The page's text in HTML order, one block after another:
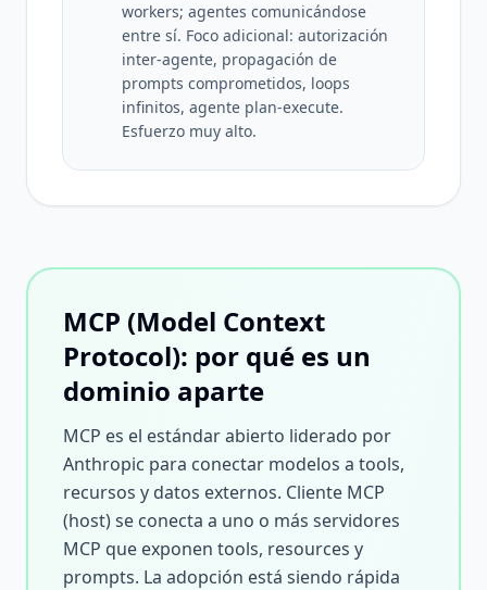
workers; agentes comunicándose
entre sí. Foco adicional: autorización
inter-agente, propagación de
prompts comprometidos, loops
infinitos, agente plan-execute.
Esfuerzo muy alto.
MCP (Model Context
Protocol): por qué es un
dominio aparte
MCP es el estándar abierto liderado por
Anthropic para conectar modelos a tools,
recursos y datos externos. Cliente MCP
(host) se conecta a uno o más servidores
MCP que exponen tools, resources y
prompts. La adopción está siendo rápida